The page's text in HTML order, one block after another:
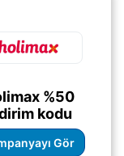
%50
kodu
Gör